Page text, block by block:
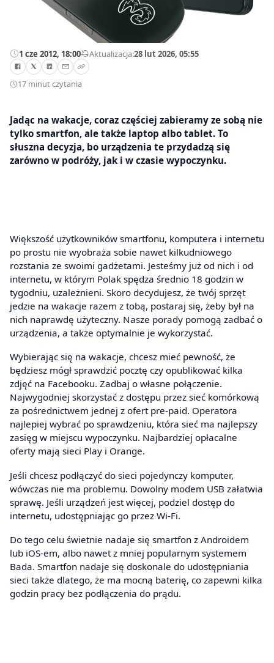
1 cze 2012, 18:00—Aktualizacja:28 lut 2026, 05:55
17 minut czytania
Jadąc na wakacje, coraz częściej zabieramy ze sobą nie
tylko smartfon, ale także laptop albo tablet. To
słuszna decyzja, bo urządzenia te przydadzą się
zarówno w podróży, jak i w czasie wypoczynku.
Większość użytkowników smartfonu, komputera i internetu
po prostu nie wyobraża sobie nawet kilkudniowego
rozstania ze swoimi gadżetami. Jesteśmy już od nich i od
internetu, w którym Polak spędza średnio 18 godzin w
tygodniu, uzależnieni. Skoro decydujesz, że twój sprzęt
jedzie na wakacje razem z tobą, postaraj się, żeby był na
nich naprawdę użyteczny. Nasze porady pomogą zadbać o
urządzenia, a także optymalnie je wykorzystać.
Wybierając się na wakacje, chcesz mieć pewność, że
będziesz mógł sprawdzić pocztę czy opublikować kilka
zdjęć na Facebooku. Zadbaj o własne połączenie.
Najwygodniej skorzystać z dostępu przez sieć komórkową
za pośrednictwem jednej z ofert pre-paid. Operatora
najlepiej wybrać po sprawdzeniu, która sieć ma najlepszy
zasięg w miejscu wypoczynku. Najbardziej opłacalne
oferty mają sieci Play i Orange.
Jeśli chcesz podłączyć do sieci pojedynczy komputer,
wówczas nie ma problemu. Dowolny modem USB załatwia
sprawę. Jeśli urządzeń jest więcej, podziel dostęp do
internetu, udostępniając go przez Wi-Fi.
Do tego celu świetnie nadaje się smartfon z Androidem
lub iOS-em, albo nawet z mniej popularnym systemem
Bada. Smartfon nadaje się doskonale do udostępniania
sieci także dlatego, że ma mocną baterię, co zapewni kilka
godzin pracy bez podłączenia do prądu.